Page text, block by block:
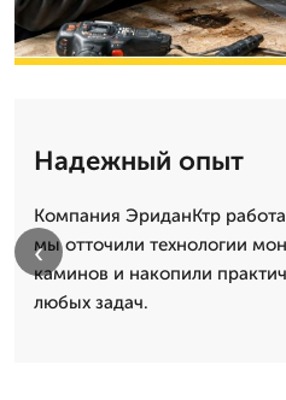
Надежный опыт
Компания ЭриданКтр
мы отточили технологии
каминов и накопили
любых задач.
‹